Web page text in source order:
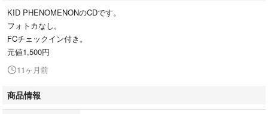
KID PHENOMENONのCDです。
フォトカなし。
FCチェックイン付き。
元値1,500円
11ヶ月前
商品情報